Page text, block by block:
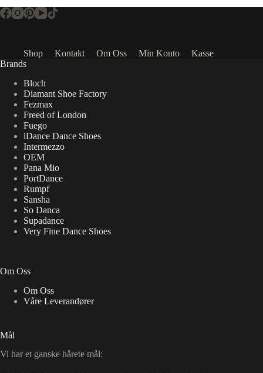
Shop Kontakt Om Oss Min Konto
Kasse
Brands
Bloch
Diamant Shoe Factory
Fezmax
Freed of London
Fuego
iDance Dance Shoes
Intermezzo
OEM
Pana Mio
PortDance
Rumpf
Sansha
So Danca
Supadance
Very Fine Dance Shoes
Om Oss
Om Oss
Våre Leverandører
Mål
Vi har et ganske hårete mål: